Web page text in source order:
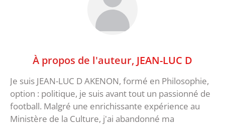
À propos de l'auteur, JEAN-LUC D
Je suis JEAN-LUC D AKENON, formé en Philosophie,
option : politique, je suis avant tout un passionné de
football. Malgré une enrichissante expérience au
Ministère de la Culture, j'ai abandonné ma